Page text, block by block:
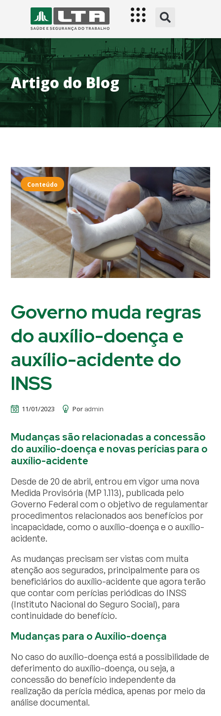
Artigo do Blog
Conteúdo
Governo muda regras
do auxílio-doença e
auxílio-acidente do
INSS
11/01/2023 Por admin
Mudanças são relacionadas a concessão
do auxílio-doença e novas perícias para o
auxílio-acidente
Desde de 20 de abril, entrou em vigor uma nova
Medida Provisória (MP 1.113), publicada pelo
Governo Federal com o objetivo de regulamentar
procedimentos relacionados aos benefícios por
incapacidade, como o auxílio-doença e o auxílio-
acidente.
As mudanças precisam ser vistas com muita
atenção aos segurados, principalmente para os
beneficiários do auxílio-acidente que agora terão
que contar com perícias periódicas do INSS
(Instituto Nacional do Seguro Social), para
continuidade do benefício.
Mudanças para o Auxílio-doença
No caso do auxílio-doença está a possibilidade de
deferimento do auxílio-doença, ou seja, a
concessão do benefício independente da
realização da perícia médica, apenas por meio da
análise documental.